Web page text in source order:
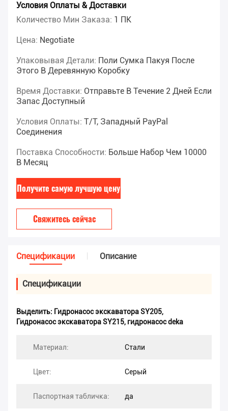
Условия Оплаты & Доставки
Количество Мин Заказа: 1 ПК
Цена: Negotiate
Упаковывая Детали: Поли Сумка Пакуя После
Этого В Деревянную Коробку
Время Доставки: Отправьте В Течение 2 Дней Если
Запас Доступный
Условия Оплаты: T/T, Западный PayPal
Соединения
Поставка Способности: Больше Набор Чем 10000
В Месяц
Получите самую лучшую цену
Свяжитесь сейчас
Спецификации Описание
Спецификации
Выделить: Гидронасос экскаватора SY205,
Гидронасос экскаватора SY215, гидронасос deka
Материал: Стали
Цвет: Серый
Паспортная табличка: да